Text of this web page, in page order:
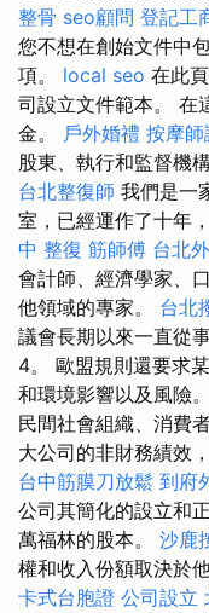
整骨 seo顧問 登記工
您不想在創始文件中
項。 local seo 在此
司設立文件範本。 在
金。 戶外婚禮 按摩師
股東、執行和監督機
台北整復師 我們是一
室，已經運作了十年
中 整復 筋師傅 台北
會計師、經濟學家、
他領域的專家。 台北
議會長期以來一直從
4。 歐盟規則還要求
和環境影響以及風險。
民間社會組織、消費
大公司的非財務績效
台中筋膜刀放鬆 到府
公司其簡化的設立和
萬福林的股本。 沙鹿
權和收入份額取決於
卡式台胞證 公司設立